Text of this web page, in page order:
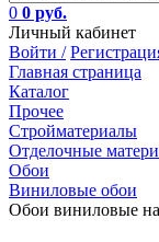
0 0 руб.
Личный кабинет
Войти /
Главная страница
Каталог
Прочее
Стройматериалы
Отделочные
Обои
Виниловые обои
Обои виниловые